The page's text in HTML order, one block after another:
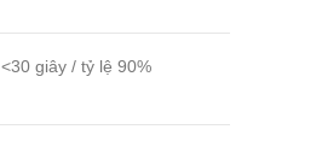
<30 giây / tỷ lệ 90%